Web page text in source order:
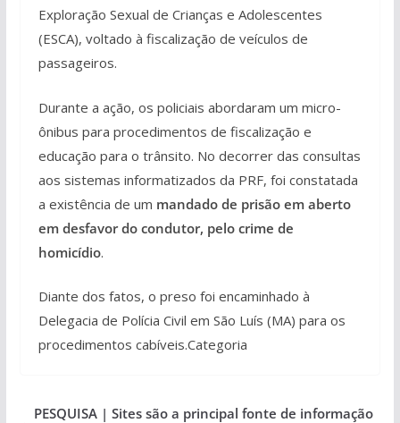
Exploração Sexual de Crianças e Adolescentes
(ESCA), voltado à fiscalização de veículos de
passageiros.
Durante a ação, os policiais abordaram um micro-
ônibus para procedimentos de fiscalização e
educação para o trânsito. No decorrer das consultas
aos sistemas informatizados da PRF, foi constatada
a existência de um mandado de prisão em aberto
em desfavor do condutor, pelo crime de
homicídio.
Diante dos fatos, o preso foi encaminhado à
Delegacia de Polícia Civil em São Luís (MA) para os
procedimentos cabíveis.Categoria
PESQUISA | Sites são a principal fonte de informação